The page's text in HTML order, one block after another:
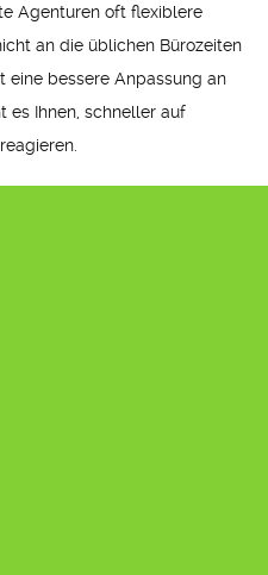
Agenturen oft flexiblere
an die üblichen Bürozeiten
eine bessere Anpassung an
es Ihnen, schneller auf